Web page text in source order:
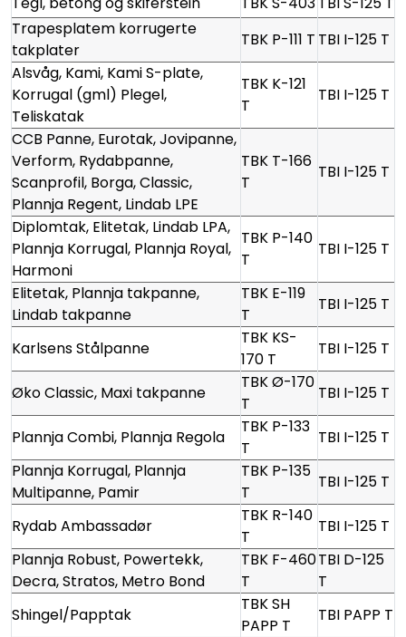
Trapesplatem korrugerte
takplater
TBK P-111 T TBI I-125 T
Alsvåg, Kami, Kami S-plate,
Korrugal (gml) Plegel,
Teliskatak
TBK K-121
T
TBI I-125 T
CCB Panne, Eurotak, Jovipanne,
Verform, Rydabpanne,
Scanprofil, Borga, Classic,
Plannja Regent, Lindab LPE
TBK T-166
T
TBI I-125 T
Diplomtak, Elitetak, Lindab LPA,
Plannja Korrugal, Plannja Royal,
Harmoni
TBK P-140
T
TBI I-125 T
Elitetak, Plannja takpanne,
Lindab takpanne
TBK E-119
T
TBI I-125 T
Karlsens Stålpanne
TBK KS-
170 T
TBI I-125 T
Øko Classic, Maxi takpanne
TBK Ø-170
T
TBI I-125 T
Plannja Combi, Plannja Regola
TBK P-133
T
TBI I-125 T
Plannja Korrugal, Plannja
Multipanne, Pamir
TBK P-135
T
TBI I-125 T
Rydab Ambassadør
TBK R-140
T
TBI I-125 T
Plannja Robust, Powertekk,
Decra, Stratos, Metro Bond
TBK F-460
T
TBI D-125
T
Shingel/Papptak
TBK SH
PAPP T
TBI PAPP T